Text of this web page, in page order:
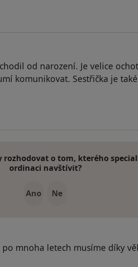
od narození. Je velice
komunikovat. Sestřička je
Pacient
rozhodovat o tom, kterého
ordinaci navštívit?
Ano Ne
mnoha letech musíme díky